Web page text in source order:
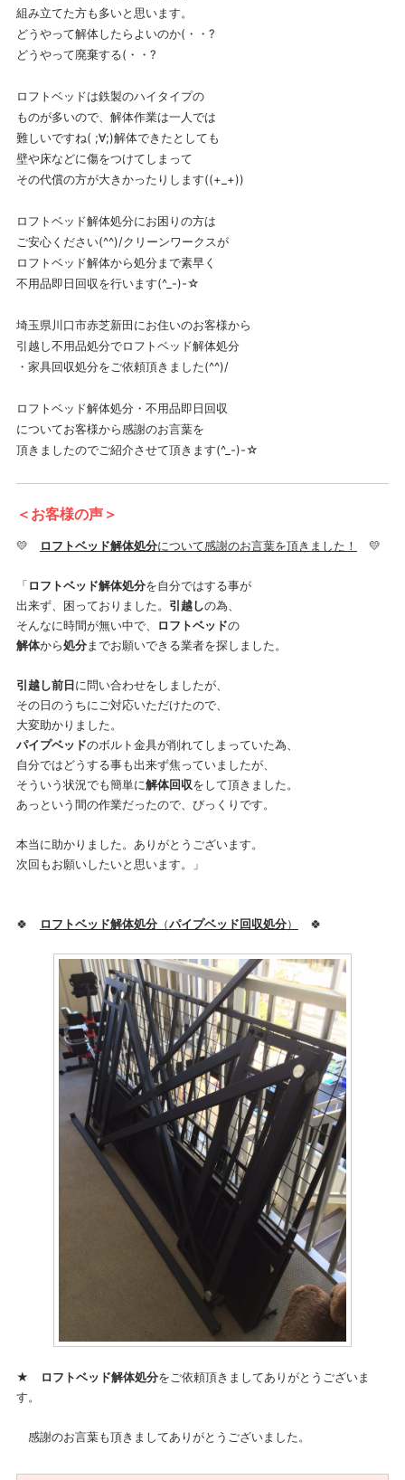
組み立てた方も多いと思います。
どうやって解体したらよいのか(・・?
どうやって廃棄する(・・?
ロフトベッドは鉄製のハイタイプの
ものが多いので、解体作業は一人では
難しいですね( ;∀;)解体できたとしても
壁や床などに傷をつけてしまって
その代償の方が大きかったりします((+_+))
ロフトベッド解体処分にお困りの方は
ご安心ください(^^)/クリーンワークスが
ロフトベッド解体から処分まで素早く
不用品即日回収を行います(^_-)-☆
埼玉県川口市赤芝新田にお住いのお客様から
引越し不用品処分でロフトベッド解体処分
・家具回収処分をご依頼頂きました(^^)/
ロフトベッド解体処分・不用品即日回収
についてお客様から感謝のお言葉を
頂きましたのでご紹介させて頂きます(^_-)-☆
＜お客様の声＞
💛 ロフトベッド解体処分について感謝のお言葉を頂きました！ 💛
「ロフトベッド解体処分を自分ではする事が
出来ず、困っておりました。 引越しの為、
そんなに時間が無い中で、
ロフトベッドの
解体から処分までお願いできる業者を探しました。
引越し前日に問い合わせをしましたが、
その日のうちにご対応いただけたので、
大変助かりました。
パイプベッドのボルト金具が削れてしまっていた為、
自分ではどうする事も出来ず焦っていましたが、
そういう状況でも簡単に解体回収をして頂きました。
あっという間の作業だったので、びっくりです。
本当に助かりました。ありがとうございます。
次回もお願いしたいと思います。」
🍀 ロフトベッド解体処分（パイプベッド回収処分） 🍀
★ ロフトベッド解体処分をご依頼頂きましてありがとうございま
す。
感謝のお言葉も頂きましてありがとうございました。